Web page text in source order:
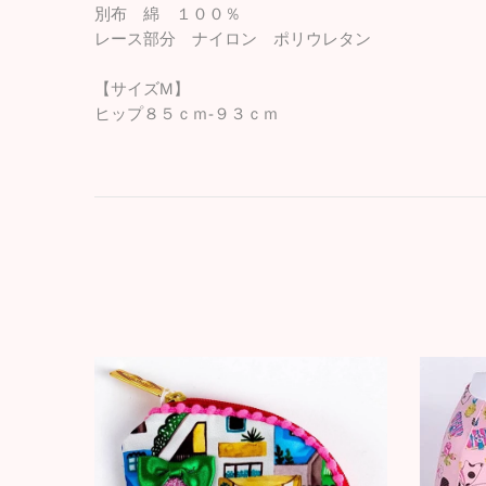
別布 綿 １００％
レース部分 ナイロン ポリウレタン
【サイズM】
ヒップ８５ｃｍ-９３ｃｍ